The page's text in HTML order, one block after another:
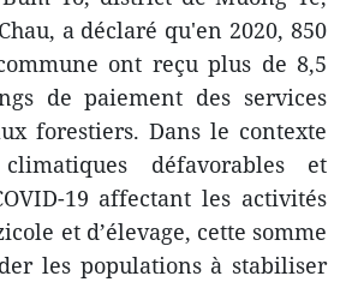
a déclaré qu'en 2020, 850
ont reçu plus de 8,5
de paiement des services
forestiers. Dans le contexte
défavorables et
19 affectant les activités
et d’élevage, cette somme
les populations à stabiliser